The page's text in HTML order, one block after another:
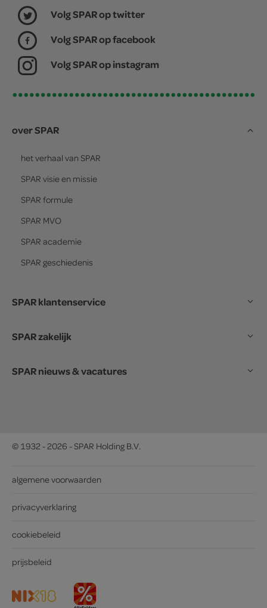
Volg SPAR op twitter
Volg SPAR op facebook
Volg SPAR op instagram
over SPAR
het verhaal van SPAR
SPAR visie en missie
SPAR formule
SPAR MVO
SPAR academie
SPAR geschiedenis
SPAR klantenservice
SPAR zakelijk
SPAR nieuws & vacatures
© 1932 - 2026 - SPAR Holding B.V.
algemene voorwaarden
privacyverklaring
cookiebeleid
prijsbeleid